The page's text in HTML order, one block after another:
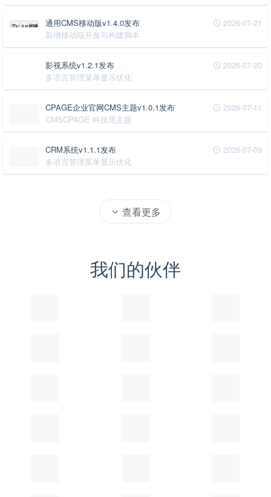
2026-07-21
通用CMS移动版v1.4.0发布
新增移动端开发与构建脚本
2026-07-20
影视系统v1.2.1发布
多语言管理菜单显示优化
2026-07-11
CPAGE企业官网CMS主题v1.0.1发布
CMSCPAGE 科技黑主题
2026-07-09
CRM系统v1.1.1发布
多语言管理菜单显示优化
查看更多
我们的伙伴